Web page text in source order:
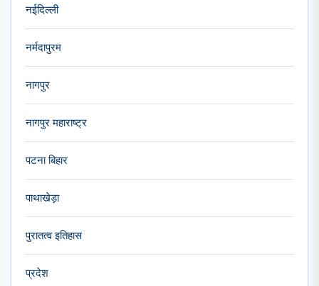
नईदिल्ली
नर्मदापुरम
नागपुर
नागपुर महाराष्ट्र
पटना बिहार
पाथाखेड़ा
पुरातत्व इतिहास
प्रदेश